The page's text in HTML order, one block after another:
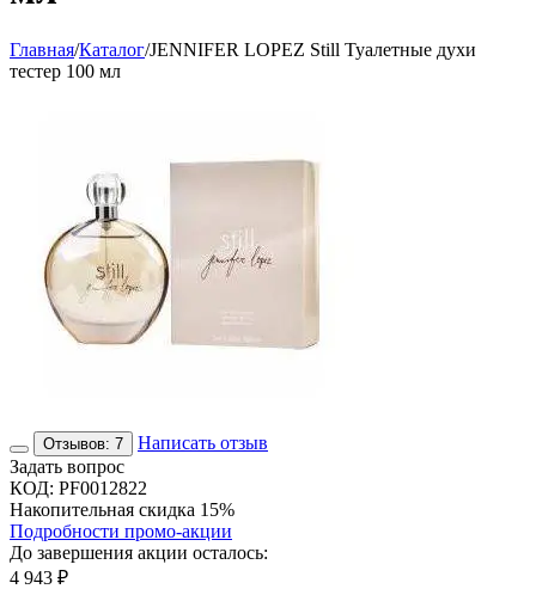
Главная/Каталог/JENNIFER LOPEZ Still Туалетные духи
тестер 100 мл
Отзывов: 7
Написать отзыв
Задать вопрос
КОД: PF0012822
Накопительная скидка 15%
Подробности промо-акции
До завершения акции осталось:
4 943 ₽